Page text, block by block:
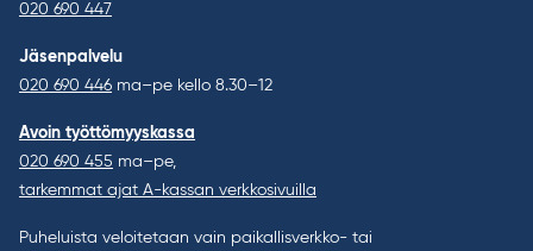
020 690 447
Jäsenpalvelu
020 690 446 ma–pe kello 8.30–12
Avoin työttömyyskassa
020 690 455 ma–pe,
tarkemmat ajat A-kassan verkkosivuilla
Puheluista veloitetaan vain paikallisverkko- tai